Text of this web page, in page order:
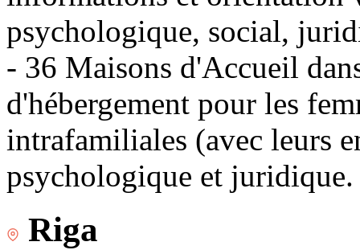
psychologique, social,
- 36 Maisons d'Accueil
d'hébergement pour les
intrafamiliales (avec leurs
psychologique et juridique.
Riga